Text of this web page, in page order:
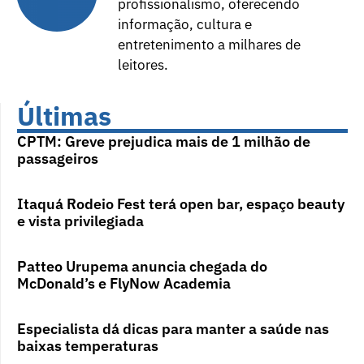
profissionalismo, oferecendo
informação, cultura e
entretenimento a milhares de
leitores.
Últimas
CPTM: Greve prejudica mais de 1 milhão de
passageiros
Itaquá Rodeio Fest terá open bar, espaço beauty
e vista privilegiada
Patteo Urupema anuncia chegada do
McDonald’s e FlyNow Academia
Especialista dá dicas para manter a saúde nas
baixas temperaturas